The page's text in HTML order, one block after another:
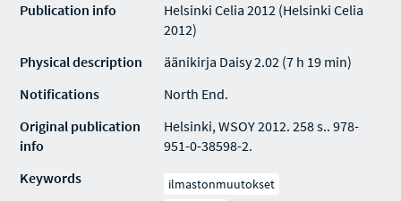
Publication info
Helsinki Celia 2012 (Helsinki Celia
2012)
Physical description
äänikirja Daisy 2.02 (7 h 19 min)
Notifications
North End.
Original publication
info
Helsinki, WSOY 2012. 258 s.. 978-
951-0-38598-2.
Keywords
ilmastonmuutokset